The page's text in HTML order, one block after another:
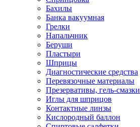
Бахилы
Банка вакуумная
Грелки
Напальчник
Беруши
Пластыри
Шприцы
Диагностические средства
Перевязочные материалы
Презервативы, гель-смазки
Иглы для шприцов
Контактные линзы
Кислородный баллон